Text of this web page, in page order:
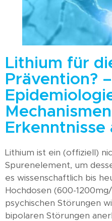
Lithium für
Prävention? –
Erkenntnisse
Lithium ist ein (offiziell)
Spurenelement, um
es wissenschaftlich bis
Hochdosen (600-
psychischen Störungen
bipolaren Störungen